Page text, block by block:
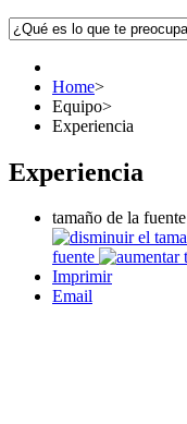
Home>
Equipo>
Experiencia
Experiencia
tamaño de la fuente
fuente
Imprimir
Email